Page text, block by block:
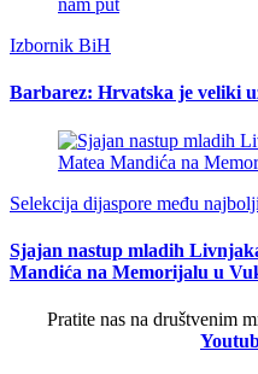
Izbornik BiH
Barbarez: Hrvatska je veliki
Selekcija dijaspore među
Sjajan nastup mladih
Mandića na Memorijalu u
Pratite nas na društvenim